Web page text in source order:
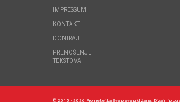
IMPRESSUM
KONTAKT
DONIRAJ
PRENOŠENJE
TEKSTOVA
© 2015 - 2026 Prometej.ba Sva prava pridržana. Dizajn i